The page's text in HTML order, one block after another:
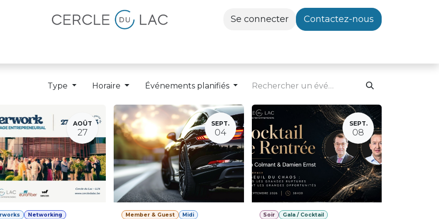
Se connecter Contactez-nous
Type Horaire Événements planifiés
AOÛT
27
Networking
SEPT.
04
Member & Guest
Midi
SEPT.
08
Soir Gala / Cocktail